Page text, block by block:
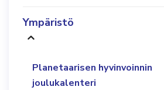
Ympäristö
Planetaarisen hyvinvoinnin
joulukalenteri